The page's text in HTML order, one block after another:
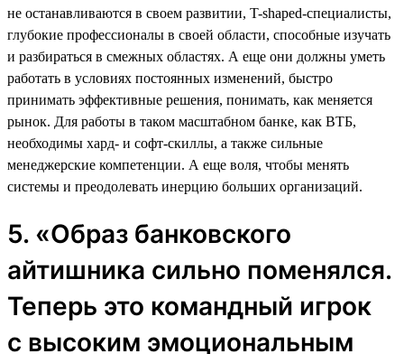
не останавливаются в своем развитии, T-shaped-специалисты,
глубокие профессионалы в своей области, способные изучать
и разбираться в смежных областях. А еще они должны уметь
работать в условиях постоянных изменений, быстро
принимать эффективные решения, понимать, как меняется
рынок. Для работы в таком масштабном банке, как ВТБ,
необходимы хард- и софт-скиллы, а также сильные
менеджерские компетенции. А еще воля, чтобы менять
системы и преодолевать инерцию больших организаций.
5. «Образ банковского
айтишника сильно поменялся.
Теперь это командный игрок
с высоким эмоциональным